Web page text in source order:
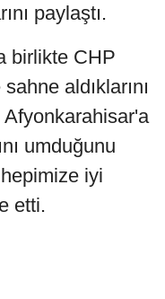
paylaştı.
birlikte CHP
aldıklarını
umduğunu
iyi
etti.